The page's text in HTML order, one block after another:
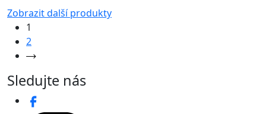
Zobrazit další produkty
1
2
Sledujte nás